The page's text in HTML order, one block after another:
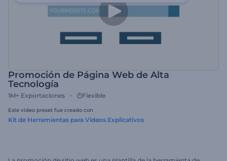
Promoción de Página Web de Alta
Tecnología
1M+ Exportaciones Flexible
Este video preset fue creado con
Kit de Herramientas para Videos Explicativos